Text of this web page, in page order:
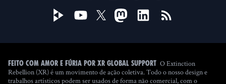
Feito com amor e fúria por XR Global Support O Extinction
Rebellion (XR) é um movimento de ação coletiva. Todo o nosso design e
trabalhos artísticos podem ser usados de forma não comercial, com o